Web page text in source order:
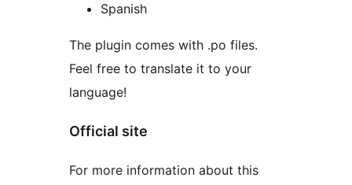
Spanish
The plugin comes with .po files.
Feel free to translate it to your
language!
Official site
For more information about this